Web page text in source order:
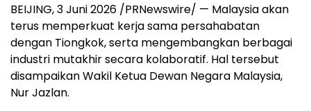
BEIJING, 3 Juni 2026 /PRNewswire/ — Malaysia akan
terus memperkuat kerja sama persahabatan
dengan Tiongkok, serta mengembangkan berbagai
industri mutakhir secara kolaboratif. Hal tersebut
disampaikan Wakil Ketua Dewan Negara Malaysia,
Nur Jazlan.